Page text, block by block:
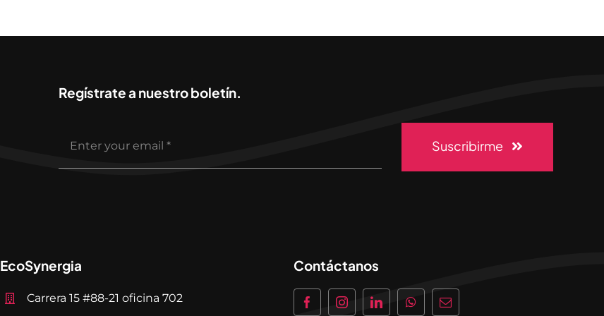
Regístrate a nuestro boletín.
Suscribirme
EcoSynergia
Carrera 15 #88-21 oficina 702
Contáctanos